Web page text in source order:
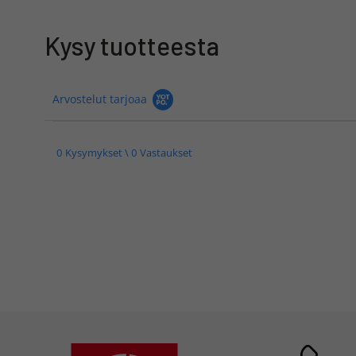
Kysy tuotteesta
Arvostelut tarjoaa
0 Kysymykset \ 0 Vastaukset